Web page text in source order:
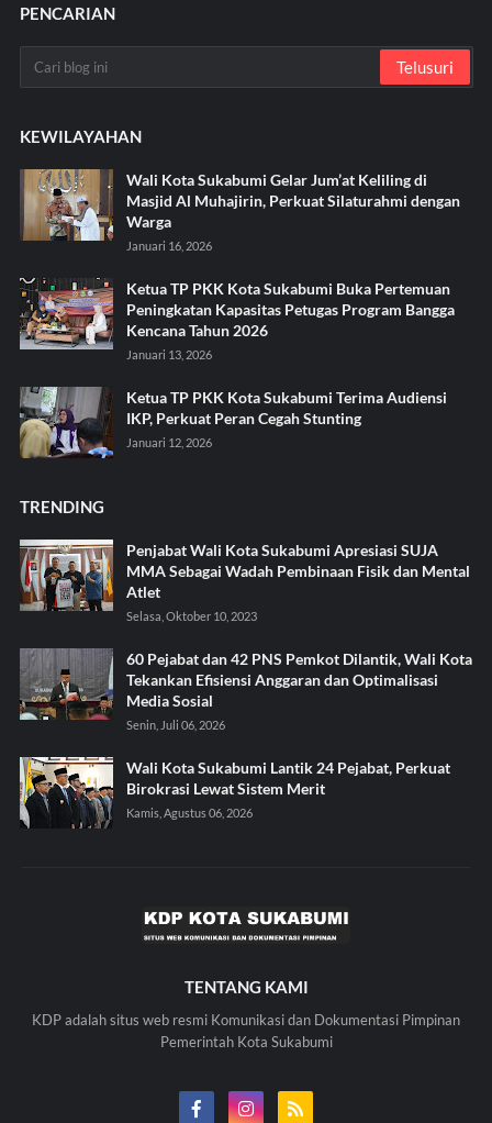
PENCARIAN
KEWILAYAHAN
Wali Kota Sukabumi Gelar Jum’at Keliling di
Masjid Al Muhajirin, Perkuat Silaturahmi dengan
Warga
Januari 16, 2026
Ketua TP PKK Kota Sukabumi Buka Pertemuan
Peningkatan Kapasitas Petugas Program Bangga
Kencana Tahun 2026
Januari 13, 2026
Ketua TP PKK Kota Sukabumi Terima Audiensi
IKP, Perkuat Peran Cegah Stunting
Januari 12, 2026
TRENDING
Penjabat Wali Kota Sukabumi Apresiasi SUJA
MMA Sebagai Wadah Pembinaan Fisik dan Mental
Atlet
Selasa, Oktober 10, 2023
60 Pejabat dan 42 PNS Pemkot Dilantik, Wali Kota
Tekankan Efisiensi Anggaran dan Optimalisasi
Media Sosial
Senin, Juli 06, 2026
Wali Kota Sukabumi Lantik 24 Pejabat, Perkuat
Birokrasi Lewat Sistem Merit
Kamis, Agustus 06, 2026
TENTANG KAMI
KDP adalah situs web resmi Komunikasi dan Dokumentasi Pimpinan
Pemerintah Kota Sukabumi